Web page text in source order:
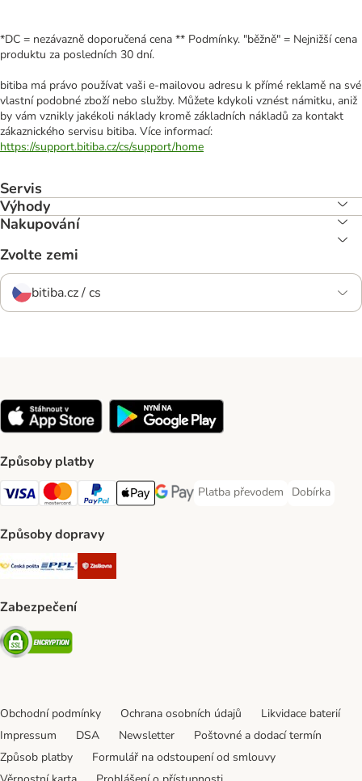
*DC = nezávazně doporučená cena ** Podmínky. "běžně" = Nejnižší cena
produktu za posledních 30 dní.
bitiba má právo používat vaši e-mailovou adresu k přímé reklamě na své
vlastní podobné zboží nebo služby. Můžete kdykoli vznést námitku, aniž
by vám vznikly jakékoli náklady kromě základních nákladů za kontakt
zákaznického servisu bitiba. Více informací:
https://support.bitiba.cz/cs/support/home
Servis
Výhody
Nakupování
Zvolte zemi
bitiba.cz / cs
Způsoby platby
Visa Payment Method
mastercard Payment Method
PayPal Payment Method
Apple pay Payment Method
Google Pay Payment Method
Platba převodem
Platba převodem Payment
Dobírka
Dobírka
Způsoby dopravy
Česká pošta Shipping Method
PPL Shipping Method
Zabezpečení
Security
Obchodní podmínky Ochrana osobních údajů
Likvidace baterií
Impressum
DSA Newsletter
Poštovné a dodací termín
Způsob platby
Formulář na odstoupení od smlouvy